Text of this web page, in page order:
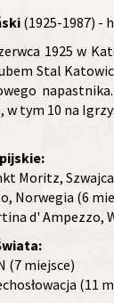
(1925-1987) -
1925 w
Stal
w tym 10 na
Moritz,
Norwegia (6
d' Ampezzo,
(7 miejsce)
(11